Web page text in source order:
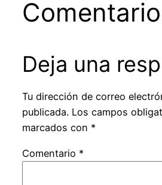
Deja una
Tu dirección de correo
publicada. Los campos
marcados con *
Comentario *